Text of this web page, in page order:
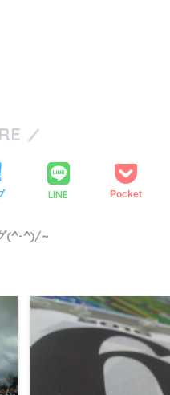
LINE Pocket
(^-^)/~